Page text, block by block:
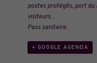
postes protégés, port du
visiteurs…
Pass sanitaire.
+ GOOGLE AGENDA